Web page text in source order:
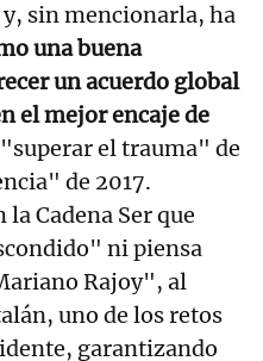
y, sin mencionarla, ha
una buena
un acuerdo global
el mejor encaje de
el trauma" de
de 2017.
Cadena Ser que
ni piensa
Rajoy", al
uno de los retos
garantizando